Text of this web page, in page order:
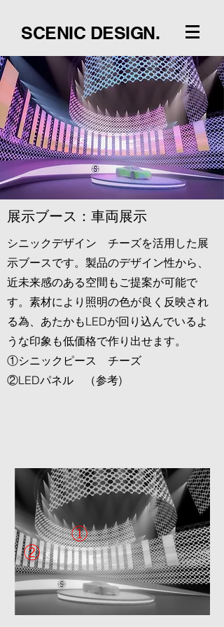
SCENIC DESIGN.
展示ブース：車両展示
シニックデザイン チーズを活用した展
示ブースです。製品のデザイン性から、
近未来感のある空間もご提案が可能で
す。素材により照明の色が良く反映され
る為、あたかもLEDが回り込んでいるよ
うな印象も低価格で作り出せます。
①シニックピース チーズ
②LEDパネル （参考)